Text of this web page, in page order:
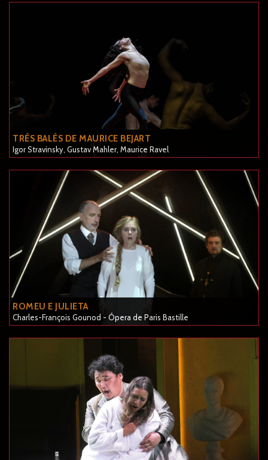
TRÊS BALÉS DE MAURICE BEJART
Igor Stravinsky, Gustav Mahler, Maurice Ravel
ROMEU E JULIETA
Charles-François Gounod - Ópera de Paris Bastille